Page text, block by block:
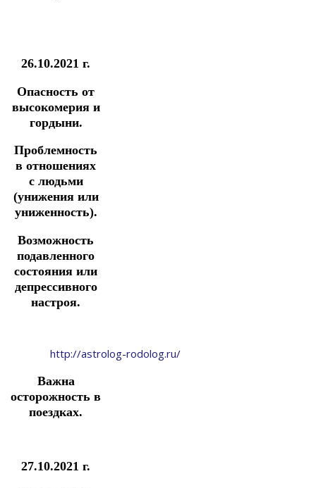
26.10.2021 г.
Опасность от
высокомерия и
гордыни.
Проблемность
в отношениях
с людьми
(унижения или
униженность).
Возможность
подавленного
состояния или
депрессивного
настроя.
http://astrolog-rodolog.ru/
Важна
осторожность в
поездках.
27.10.2021 г.